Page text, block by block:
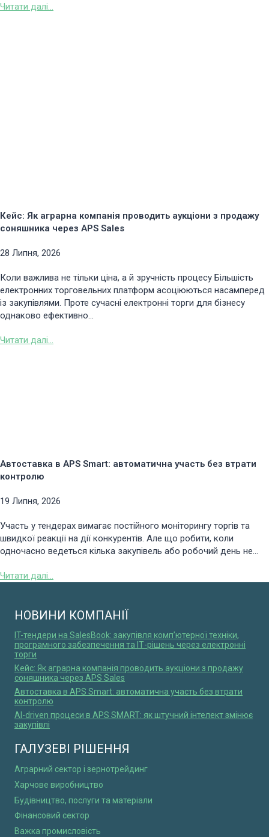
Читати далі...
Кейс: Як аграрна компанія проводить аукціони з продажу
соняшника через APS Sales
28 Липня, 2026
Коли важлива не тільки ціна, а й зручність процесу Більшість
електронних торговельних платформ асоціюються насамперед
із закупівлями. Проте сучасні електронні торги для бізнесу
однаково ефективно...
Читати далі...
Автоставка в APS Smart: автоматична участь без втрати
контролю
19 Липня, 2026
Участь у тендерах вимагає постійного моніторингу торгів та
швидкої реакції на дії конкурентів. Але що робити, коли
одночасно ведеться кілька закупівель або робочий день не...
Читати далі...
НОВИНИ КОМПАНІЇ
IT-тендери на SalesBook: закупівля комп’ютерної техніки,
програмного забезпечення та ІТ-рішень через електронні
торги
Кейс: Як аграрна компанія проводить аукціони з продажу
соняшника через APS Sales
Автоставка в APS Smart: автоматична участь без втрати
контролю
AI-driven процеси в APS SMART: як штучний інтелект змінює
закупівлі
ГАЛУЗЕВІ РІШЕННЯ
Аграрний сектор і зернотрейдинг
Харчове виробництво
Будівництво, послуги та матеріали
Фінансовий сектор
Важка промисловість